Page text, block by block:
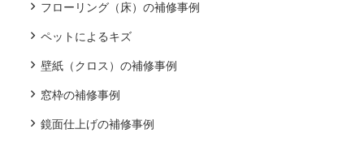
フローリング（床）の補修事例
ペットによるキズ
壁紙（クロス）の補修事例
窓枠の補修事例
鏡面仕上げの補修事例